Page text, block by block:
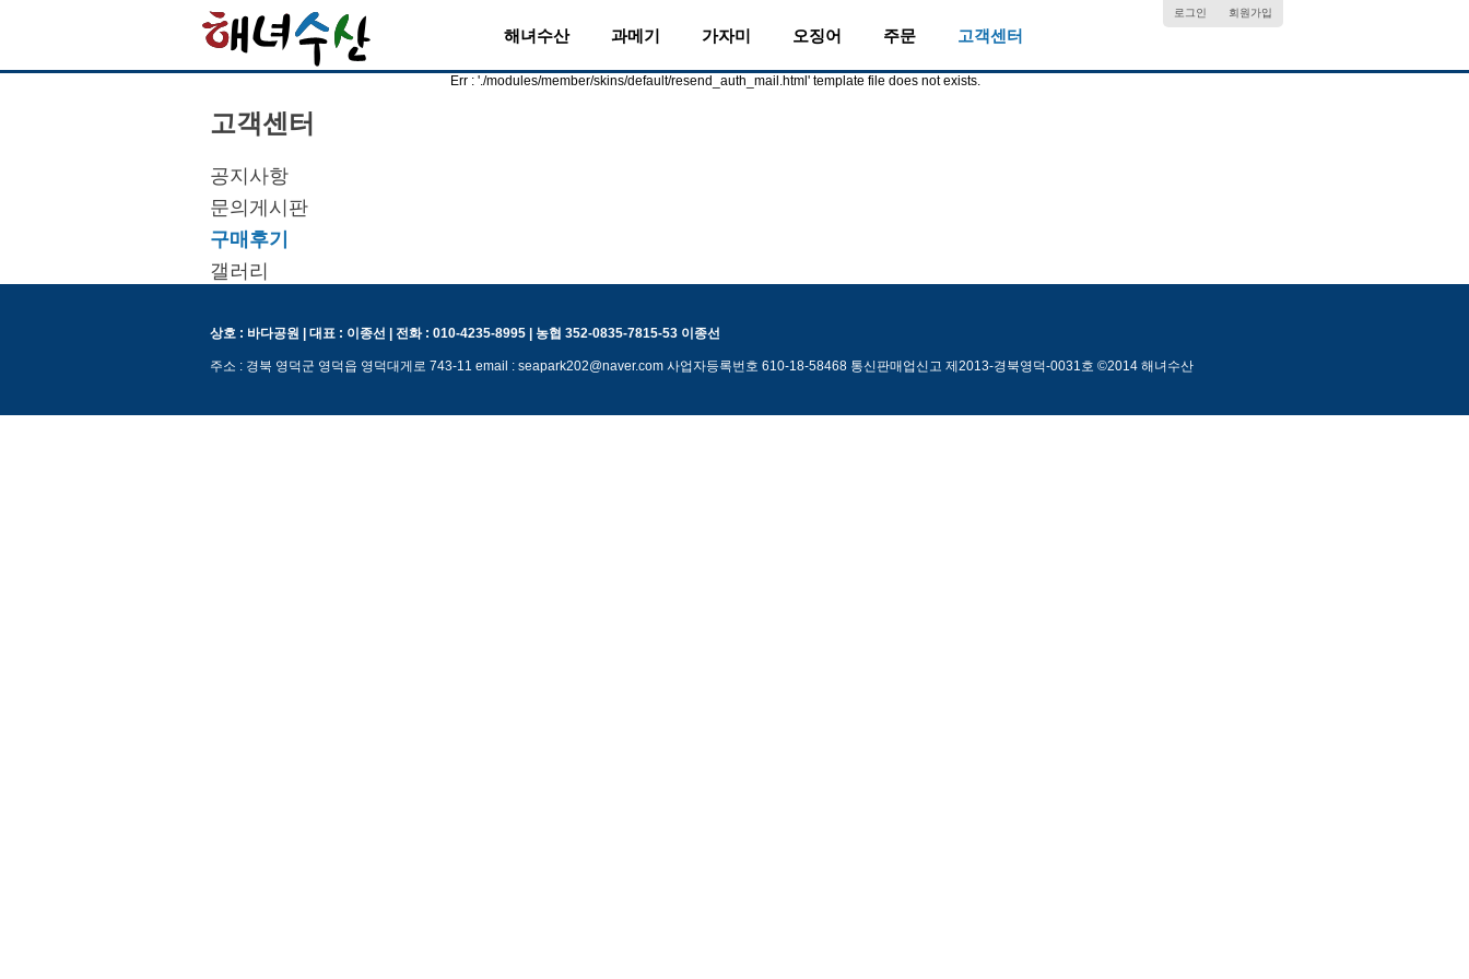
회원가입
로그인
해녀수산 과메기 가자미 오징어 주문 고객센터
고객센터
공지사항
문의게시판
구매후기
갤러리
Err : './modules/member/skins/default/resend_auth_mail.html' template file does not exists.
상호 : 바다공원 | 대표 : 이종선 | 전화 : 010-4235-8995 | 농협 352-0835-7815-53 이종선
주소 : 경북 영덕군 영덕읍 영덕대게로 743-11 email : seapark202@naver.com 사업자등록번호 610-18-58468 통신판매업신고 제2013-경북영덕-0031호 ©2014 해녀수산